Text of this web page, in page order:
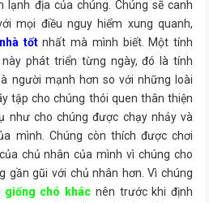
lạnh địa của chúng. Chúng sẽ canh
mọi điều nguy hiểm xung quanh,
tốtnhất mà mình biết. Một tính
phát triển từng ngày, đó là tính
người mạnh hơn so với những loài
tập cho chúng thói quen thân thiện
như cho chúng được chạy nhảy và
mình. Chúng còn thích được chơi
chủ nhân của mình vì chúng cho
gần gũi với chủ nhân hơn. Vì chúng
giống chó khác nên trước khi định